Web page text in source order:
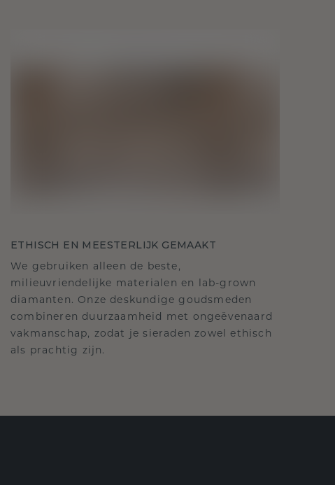
ETHISCH EN MEESTERLIJK GEMAAKT
We gebruiken alleen de beste,
milieuvriendelijke materialen en lab-grown
diamanten. Onze deskundige goudsmeden
combineren duurzaamheid met ongeëvenaard
vakmanschap, zodat je sieraden zowel ethisch
als prachtig zijn.